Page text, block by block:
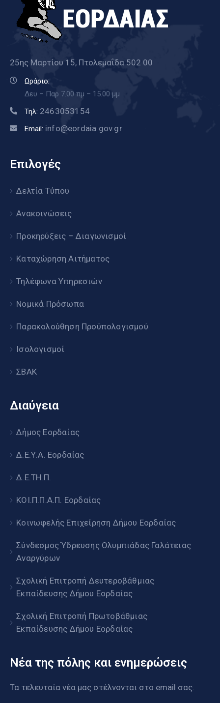
25ης Μαρτίου 15, Πτολεμαΐδα 502 00
Ωράριο:
Δευ – Παρ 7.00 πμ – 15.00 μμ
Τηλ: 2463053154
Email: info@eordaia.gov.gr
Επιλογές
Δελτία Τύπου
Ανακοινώσεις
Προκηρύξεις – Διαγωνισμοί
Καταχώρηση Αιτήματος
Τηλέφωνα Υπηρεσιών
Νομικά Πρόσωπα
Παρακολούθηση Προϋπολογισμού
Ισολογισμοί
ΣΒΑΚ
Διαύγεια
Δήμος Εορδαίας
Δ.Ε.Υ.Α. Εορδαίας
Δ.Ε.ΤΗ.Π.
ΚΟΙ.Π.Π.Α.Π. Εορδαίας
Κοινωφελής Επιχείρηση Δήμου Εορδαίας
Σύνδεσμος Ύδρευσης Ολυμπιάδας Γαλάτειας
Αναργύρων
Σχολική Επιτροπή Δευτεροβάθμιας
Εκπαίδευσης Δήμου Εορδαίας
Σχολική Επιτροπή Πρωτοβάθμιας
Εκπαίδευσης Δήμου Εορδαίας
Νέα της πόλης και ενημερώσεις
Τα τελευταία νέα μας στέλνονται στο email σας.